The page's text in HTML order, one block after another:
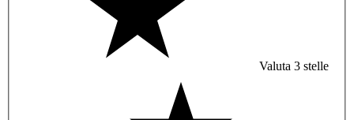
Valuta 3 stelle